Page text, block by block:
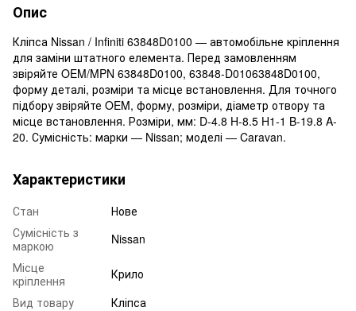
Опис
Кліпса Nissan / Infiniti 63848D0100 — автомобільне кріплення
для заміни штатного елемента. Перед замовленням
звіряйте OEM/MPN 63848D0100, 63848-D01063848D0100,
форму деталі, розміри та місце встановлення. Для точного
підбору звіряйте OEM, форму, розміри, діаметр отвору та
місце встановлення. Розміри, мм: D-4.8 H-8.5 H1-1 B-19.8 A-
20. Сумісність: марки — Nissan; моделі — Caravan.
Характеристики
Стан
Нове
Сумісність з
маркою
Nissan
Місце
кріплення
Крило
Вид товару
Кліпса